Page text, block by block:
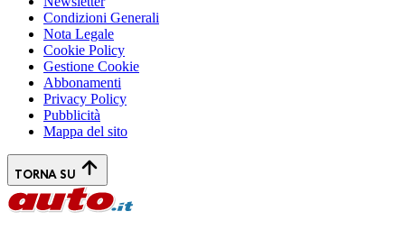
Condizioni Generali
Nota Legale
Cookie Policy
Gestione Cookie
Abbonamenti
Privacy Policy
Pubblicità
Mappa del sito
TORNA SU